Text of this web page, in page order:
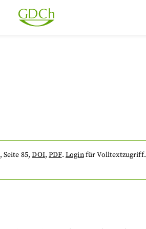
, Seite 85,DOI,PDF. Loginfür Volltextzugriff.